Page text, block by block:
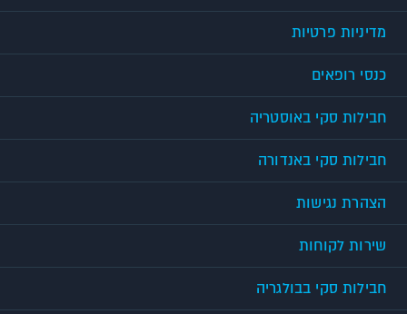
מדיניות פרטיות
כנסי רופאים
חבילות סקי באוסטריה
חבילות סקי באנדורה
הצהרת נגישות
שירות לקוחות
חבילות סקי בבולגריה